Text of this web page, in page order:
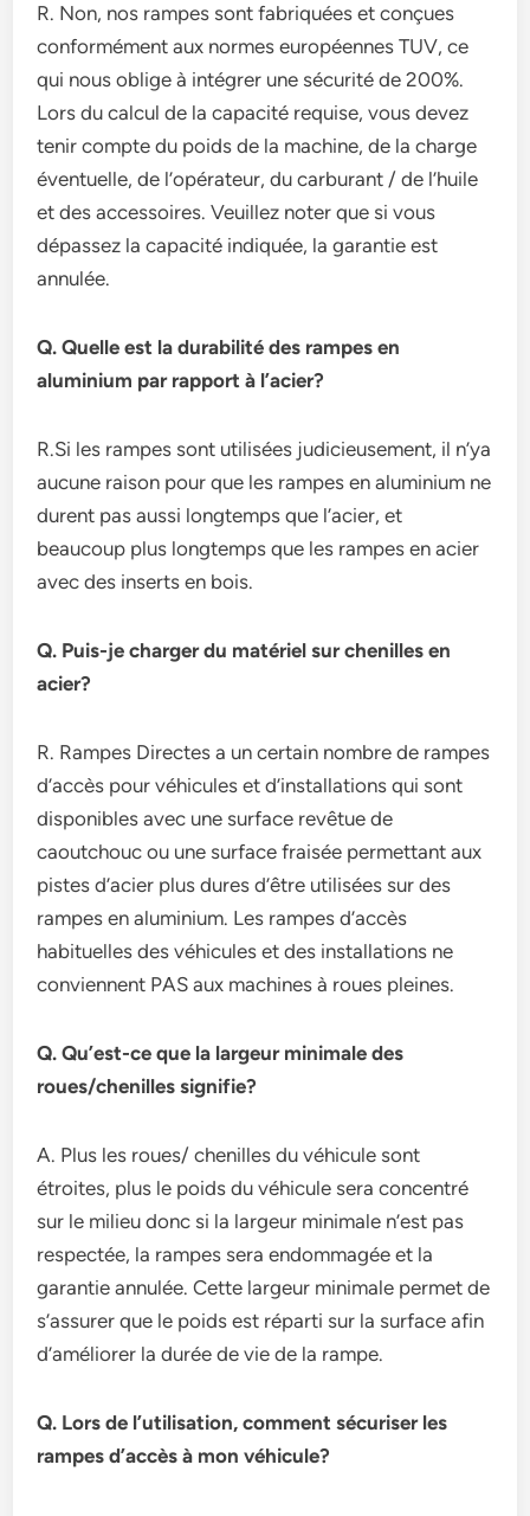
R. Non, nos rampes sont fabriquées et conçues
conformément aux normes européennes TUV, ce
qui nous oblige à intégrer une sécurité de 200%.
Lors du calcul de la capacité requise, vous devez
tenir compte du poids de la machine, de la charge
éventuelle, de l’opérateur, du carburant / de l’huile
et des accessoires. Veuillez noter que si vous
dépassez la capacité indiquée, la garantie est
annulée.
Q. Quelle est la durabilité des rampes en
aluminium par rapport à l’acier?
R.Si les rampes sont utilisées judicieusement, il n’ya
aucune raison pour que les rampes en aluminium ne
durent pas aussi longtemps que l’acier, et
beaucoup plus longtemps que les rampes en acier
avec des inserts en bois.
Q. Puis-je charger du matériel sur chenilles en
acier?
R. Rampes Directes a un certain nombre de rampes
d’accès pour véhicules et d’installations qui sont
disponibles avec une surface revêtue de
caoutchouc ou une surface fraisée permettant aux
pistes d’acier plus dures d’être utilisées sur des
rampes en aluminium. Les rampes d’accès
habituelles des véhicules et des installations ne
conviennent PAS aux machines à roues pleines.
Q. Qu’est-ce que la largeur minimale des
roues/chenilles signifie?
A. Plus les roues/ chenilles du véhicule sont
étroites, plus le poids du véhicule sera concentré
sur le milieu donc si la largeur minimale n’est pas
respectée, la rampes sera endommagée et la
garantie annulée. Cette largeur minimale permet de
s’assurer que le poids est réparti sur la surface afin
d’améliorer la durée de vie de la rampe.
Q. Lors de l’utilisation, comment sécuriser les
rampes d’accès à mon véhicule?